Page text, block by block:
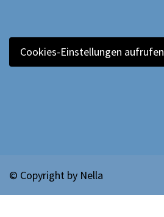
Cookies-Einstellungen aufrufen
© Copyright by Nella